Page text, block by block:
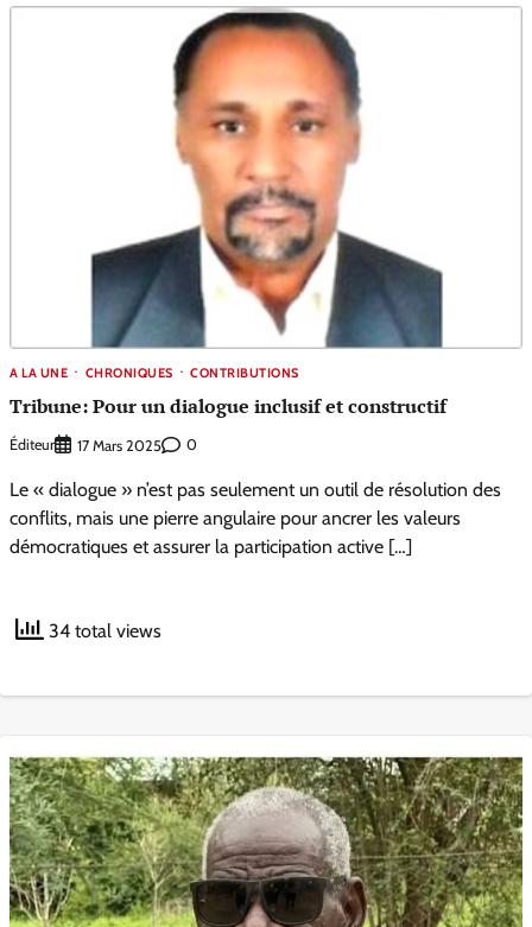
A LA UNE CHRONIQUES CONTRIBUTIONS
Tribune: Pour un dialogue inclusif et constructif
Éditeur 17 Mars 2025 0
Le « dialogue » n’est pas seulement un outil de résolution des
conflits, mais une pierre angulaire pour ancrer les valeurs
démocratiques et assurer la participation active […]
34 total views